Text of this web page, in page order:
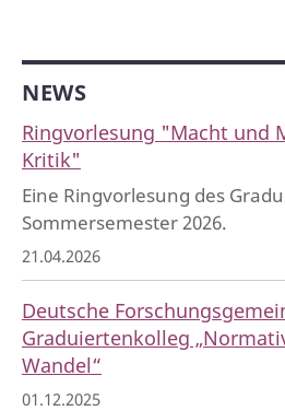
NEWS
Ringvorlesung "Macht und
Kritik"
Eine Ringvorlesung des
Sommersemester 2026.
21.04.2026
Deutsche
Graduiertenkolleg
Wandel“
01.12.2025